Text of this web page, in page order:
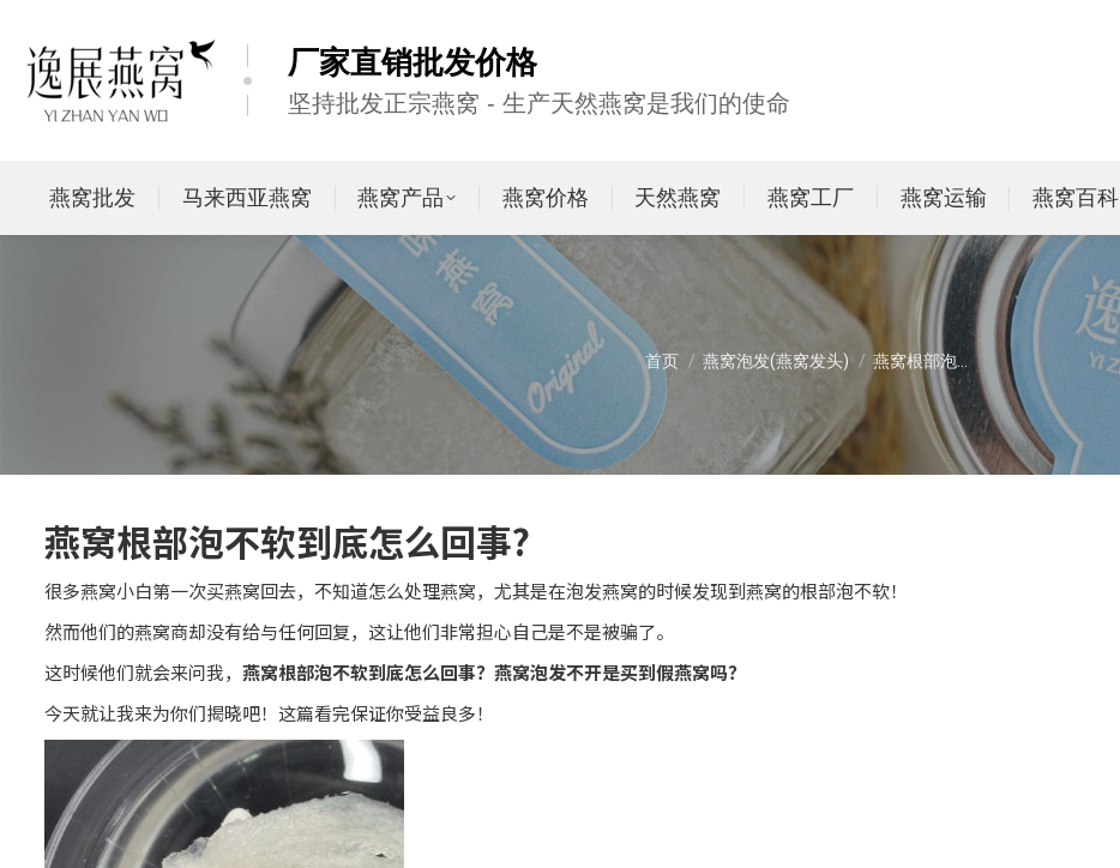
厂家直销批发价格
坚持批发正宗燕窝 - 生产天然燕窝是我们的使命
燕窝批发 马来西亚燕窝 燕窝产品 燕窝价格 天然燕窝 燕窝工厂 燕窝运输 燕窝百科
您在这里：
首页 燕窝泡发(燕窝发头) 燕窝根部泡…
燕窝根部泡不软到底怎么回事?
很多燕窝小白第一次买燕窝回去，不知道怎么处理燕窝，尤其是在泡发燕窝的时候发现到燕窝的根部泡不软！
然而他们的燕窝商却没有给与任何回复，这让他们非常担心自己是不是被骗了。
这时候他们就会来问我， 燕窝根部泡不软到底怎么回事？燕窝泡发不开是买到假燕窝吗？
今天就让我来为你们揭晓吧！这篇看完保证你受益良多！